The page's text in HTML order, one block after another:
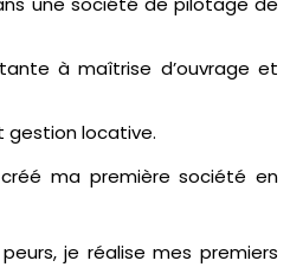
à maîtrise d’ouvrage et
gestion locative.
ma première société en
je réalise mes premiers